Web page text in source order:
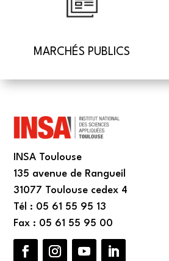
MARCHÉS PUBLICS
INSA Toulouse
135 avenue de Rangueil
31077 Toulouse cedex 4
Tél : 05 61 55 95 13
Fax : 05 61 55 95 00